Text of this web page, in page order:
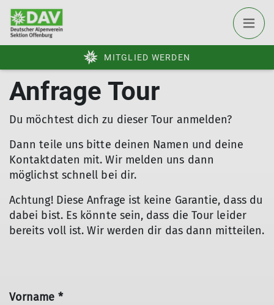
MITGLIED WERDEN
Anfrage Tour
Du möchtest dich zu dieser Tour anmelden?
Dann teile uns bitte deinen Namen und deine
Kontaktdaten mit. Wir melden uns dann
möglichst schnell bei dir.
Achtung! Diese Anfrage ist keine Garantie, dass du
dabei bist. Es könnte sein, dass die Tour leider
bereits voll ist. Wir werden dir das dann mitteilen.
Vorname *